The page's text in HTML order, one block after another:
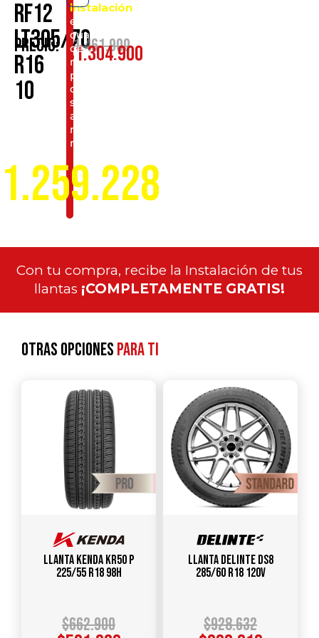
RF12
LT305/70
R16
10
Precio: $1.461.900
$1.304.900
instalación
en
cualquiera
de
nuestros
puntos
de
servicio
a
nivel
nacional
Con tu compra, recibe la Instalación de tus
llantas ¡COMPLETAMENTE GRATIS!
Otras opcionespara ti
Llanta KENDA KR50 P
225/55 R18 98H
$662.900
Llanta DELINTE DS8
285/60 R18 120V
$928.632